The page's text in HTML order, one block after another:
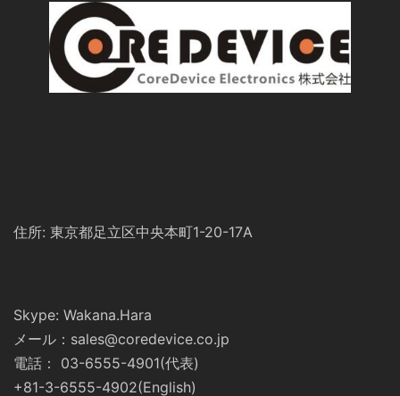
住所: 東京都足立区中央本町1-20-17A
Skype: Wakana.Hara
メール：sales@coredevice.co.jp
電話： 03-6555-4901(代表)
+81-3-6555-4902(English)